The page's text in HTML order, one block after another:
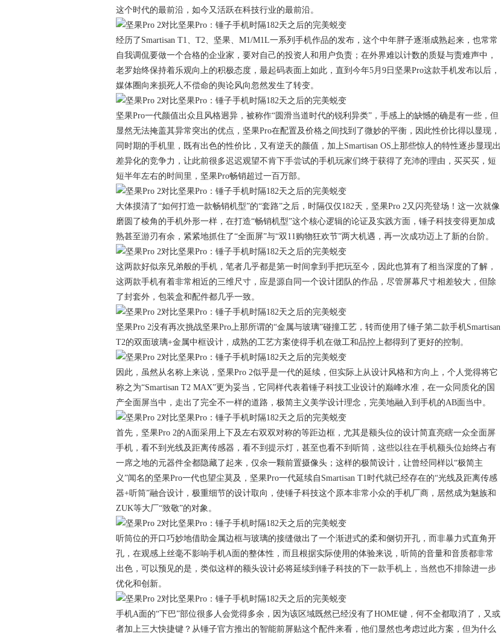
这个时代的最前沿，如今又活跃在科技行业的最前沿。
经历了Smartisan T1、T2、坚果、M1/M1L一系列手机作品的发布，这个中年胖子逐渐成熟起来，也常常
自我调侃要做一个合格的企业家，要对自己的投资人和用户负责；在外界难以计数的质疑与责难声中，
老罗始终保持着乐观向上的积极态度，最起码表面上如此，直到今年5月9日坚果Pro这款手机发布以后，
媒体圈向来损死人不偿命的舆论风向忽然发生了转变。
坚果Pro一代颜值出众且风格迥异，被称作“圆滑当道时代的锐利异类”，手感上的缺憾的确是有一些，但
显然无法掩盖其异常突出的优点，坚果Pro在配置及价格之间找到了微妙的平衡，因此性价比得以显现，
同时期的手机里，既有出色的性价比，又有逆天的颜值，加上Smartisan OS上那些惊人的特性逐步显现出
差异化的竞争力，让此前很多迟迟观望不肯下手尝试的手机玩家们终于获得了充沛的理由，买买买，短
短半年左右的时间里，坚果Pro畅销超过一百万部。
大体摸清了“如何打造一款畅销机型”的“套路”之后，时隔仅仅182天，坚果Pro 2又闪亮登场！这一次就像
磨圆了棱角的手机外形一样，在打造“畅销机型”这个核心逻辑的论证及实践方面，锤子科技变得更加成
熟甚至游刃有余，紧紧地抓住了“全面屏”与“双11购物狂欢节”两大机遇，再一次成功迈上了新的台阶。
这两款好似亲兄弟般的手机，笔者几乎都是第一时间拿到手把玩至今，因此也算有了相当深度的了解，
这两款手机有着非常相近的三维尺寸，应是源自同一个设计团队的作品，尽管屏幕尺寸相差较大，但除
了封套外，包装盒和配件都几乎一致。
坚果Pro 2没有再次挑战坚果Pro上那所谓的“金属与玻璃”碰撞工艺，转而使用了锤子第二款手机Smartisan
T2的双面玻璃+金属中框设计，成熟的工艺方案使得手机在做工和品控上都得到了更好的控制。
因此，虽然从名称上来说，坚果Pro 2似乎是一代的延续，但实际上从设计风格和方向上，个人觉得将它
称之为“Smartisan T2 MAX”更为妥当，它同样代表着锤子科技工业设计的巅峰水准，在一众同质化的国
产全面屏当中，走出了完全不一样的道路，极简主义美学设计理念，完美地融入到手机的AB面当中。
首先，坚果Pro 2的A面采用上下及左右双双对称的等距边框，尤其是额头位的设计简直亮瞎一众全面屏
手机，看不到光线及距离传感器，看不到提示灯，甚至也看不到听筒，这些以往在手机额头位始终占有
一席之地的元器件全都隐藏了起来，仅余一颗前置摄像头；这样的极简设计，让曾经同样以“极简主
义”闻名的坚果Pro一代也望尘莫及，坚果Pro一代延续自Smartisan T1时代就已经存在的“光线及距离传感
器+听筒”融合设计，极重细节的设计取向，使锤子科技这个原本非常小众的手机厂商，居然成为魅族和
ZUK等大厂“致敬”的对象。
听筒位的开口巧妙地借助金属边框与玻璃的接缝做出了一个渐进式的柔和侧切开孔，而非暴力式直角开
孔，在观感上丝毫不影响手机A面的整体性，而且根据实际使用的体验来说，听筒的音量和音质都非常
出色，可以预见的是，类似这样的额头设计必将延续到锤子科技的下一款手机上，当然也不排除进一步
优化和创新。
手机A面的“下巴”部位很多人会觉得多余，因为该区域既然已经没有了HOME键，何不全都取消了，又或
者加上三大快捷键？从锤子官方推出的智能前屏贴这个配件来看，他们显然也考虑过此方案，但为什么